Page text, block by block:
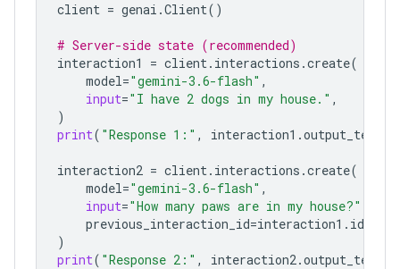
client = genai .Client()
# Server-side state (recommended)
interaction1
= client. interactions .create(
model="gemini-3.6-flash" ,
input="I have 2 dogs in my house." ,
)
print( "Response 1:" , interaction1 .output_text
interaction2 = client. interactions .create(
model="gemini-3.6-flash" ,
input="How many paws are in my house?"
previous_interaction_id=interaction1 . id
)
print( "Response 2:" , interaction2.output_text